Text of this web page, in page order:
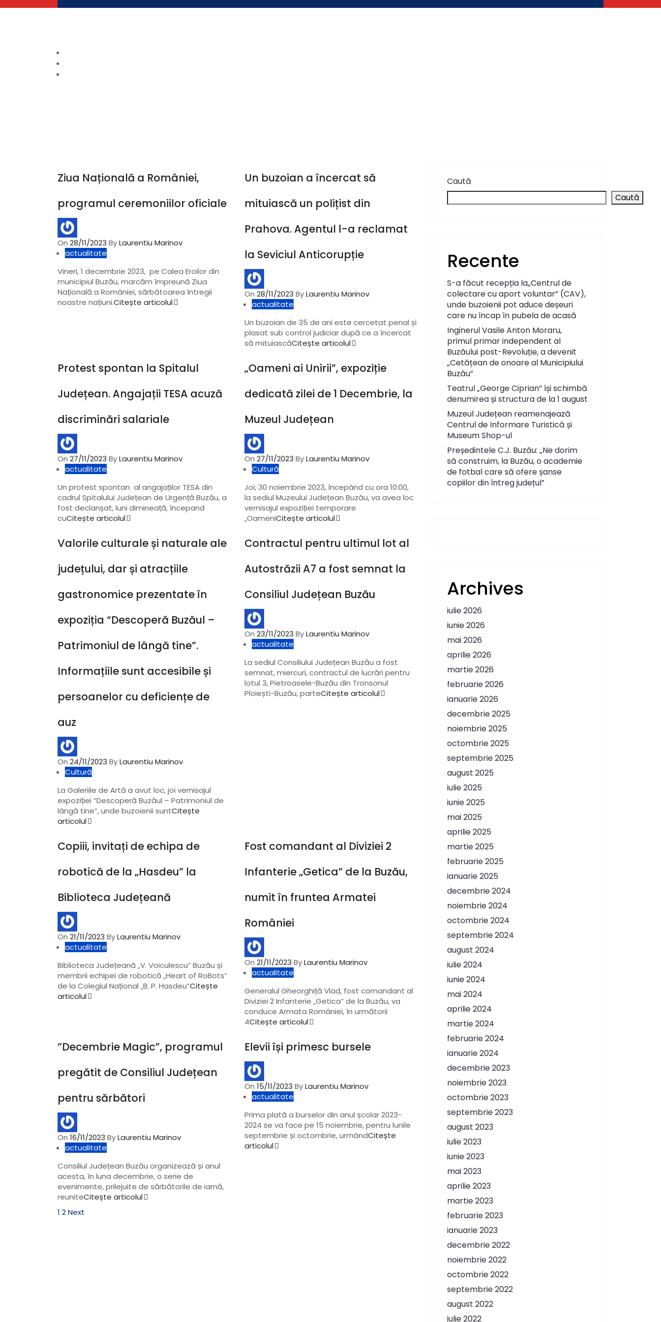
Ziua Națională a României,
programul ceremoniilor oficiale
On 28/11/2023 ByLaurentiu Marinov
actualitate
Vineri, 1 decembrie 2023, pe Calea Eroilor din
municipiul Buzău, marcăm împreună Ziua
Națională a României, sărbătoarea întregii
noastre națiuni.Citește articolul
Un buzoian a încercat să
mituiască un polițist din
Prahova. Agentul l-a reclamat
la Seviciul Anticorupție
On 28/11/2023 ByLaurentiu Marinov
actualitate
Un buzoian de 35 de ani este cercetat penal și
plasat sub control judiciar după ce a încercat
să mituiascăCitește articolul
Protest spontan la Spitalul
Județean. Angajații TESA acuză
discriminări salariale
On 27/11/2023 ByLaurentiu Marinov
actualitate
Un protest spontan al angajaților TESA din
cadrul Spitalului Județean de Urgență Buzău, a
fost declanșat, luni dimineață, începand
cuCitește articolul
„Oameni ai Unirii”, expoziție
dedicată zilei de 1 Decembrie, la
Muzeul Județean
On 27/11/2023 ByLaurentiu Marinov
Cultură
Joi, 30 noiembrie 2023, începând cu ora 10:00,
la sediul Muzeului Județean Buzău, va avea loc
vernisajul expoziției temporare
„OameniCitește articolul
Valorile culturale și naturale ale
județului, dar și atracțiile
gastronomice prezentate în
expoziția “Descoperă Buzăul –
Patrimoniul de lângă tine”.
Informațiile sunt accesibile și
persoanelor cu deficiențe de
auz
On 24/11/2023 ByLaurentiu Marinov
Cultură
La Galeriile de Artă a avut loc, joi vernisajul
expoziției “Descoperă Buzăul – Patrimoniul de
lângă tine”, unde buzoienii suntCitește
articolul
Contractul pentru ultimul lot al
Autostrăzii A7 a fost semnat la
Consiliul Județean Buzău
On 23/11/2023 ByLaurentiu Marinov
actualitate
La sediul Consiliului Județean Buzău a fost
semnat, miercuri, contractul de lucrări pentru
lotul 3, Pietroasele-Buzău din Tronsonul
Ploiești-Buzău, parteCitește articolul
Copiii, invitați de echipa de
robotică de la „Hasdeu” la
Biblioteca Județeană
On 21/11/2023 ByLaurentiu Marinov
actualitate
Biblioteca Județeană „V. Voiculescu” Buzău și
membrii echipei de robotică „Heart of RoBots”
de la Colegiul Național „B. P. Hasdeu”Citește
articolul
Fost comandant al Diviziei 2
Infanterie „Getica” de la Buzău,
numit în fruntea Armatei
României
On 21/11/2023 ByLaurentiu Marinov
actualitate
Generalul Gheorghiță Vlad, fost comandant al
Diviziei 2 Infanterie „Getica” de la Buzău, va
conduce Armata României, în următorii
4Citește articolul
”Decembrie Magic”, programul
pregătit de Consiliul Județean
pentru sărbători
On 16/11/2023 ByLaurentiu Marinov
actualitate
Consiliul Județean Buzău organizează și anul
acesta, în luna decembrie, o serie de
evenimente, prilejuite de sărbătorile de iarnă,
reuniteCitește articolul
Elevii își primesc bursele
On 15/11/2023 ByLaurentiu Marinov
actualitate
Prima plată a burselor din anul școlar 2023-
2024 se va face pe 15 noiembrie, pentru lunile
septembrie și octombrie, urmândCitește
articolul
Paginație
1 2Next
Caută
Caută
Recente
S-a făcut recepția la,,Centrul de
colectare cu aport voluntar” (CAV),
unde buzoienii pot aduce deșeuri
care nu încap în pubela de acasă
Inginerul Vasile Anton Moraru,
primul primar independent al
Buzăului post-Revoluție, a devenit
„Cetățean de onoare al Municipiului
Buzău”
Teatrul „George Ciprian” își schimbă
denumirea și structura de la 1 august
Muzeul Județean reamenajează
Centrul de Informare Turistică și
Museum Shop-ul
Președintele C.J. Buzău: „Ne dorim
să construim, la Buzău, o academie
de fotbal care să ofere șanse
copiilor din întreg județul”
Archives
iulie 2026
iunie 2026
mai 2026
aprilie 2026
martie 2026
februarie 2026
ianuarie 2026
decembrie 2025
noiembrie 2025
octombrie 2025
septembrie 2025
august 2025
iulie 2025
iunie 2025
mai 2025
aprilie 2025
martie 2025
februarie 2025
ianuarie 2025
decembrie 2024
noiembrie 2024
octombrie 2024
septembrie 2024
august 2024
iulie 2024
iunie 2024
mai 2024
aprilie 2024
martie 2024
februarie 2024
ianuarie 2024
decembrie 2023
noiembrie 2023
octombrie 2023
septembrie 2023
august 2023
iulie 2023
iunie 2023
mai 2023
aprilie 2023
martie 2023
februarie 2023
ianuarie 2023
decembrie 2022
noiembrie 2022
octombrie 2022
septembrie 2022
august 2022
iulie 2022